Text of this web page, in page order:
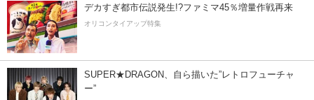
デカすぎ都市伝説発生!?ファミマ45％増量作戦再来
オリコンタイアップ特集
SUPER★DRAGON、自ら描いた”レトロフューチャ
ー”